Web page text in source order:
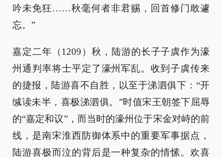
吟未免狂……秋毫何者非君赐，回首修门敢遽
忘。”
嘉定二年（1209）秋，陆游的长子子虡作为濠
州通判率将士平定了濠州军乱。收到子虡传来
的捷报，陆游喜不自胜，以至于涕泗俱下：“开
缄读未半，喜极涕泗俱。”时值宋王朝签下屈辱
的“嘉定和议”，而当时的濠州位于宋金对峙的前
线，是南宋淮西防御体系中的重要军事据点，
陆游喜极而泣的背后是一种复杂的情愫。欢喜